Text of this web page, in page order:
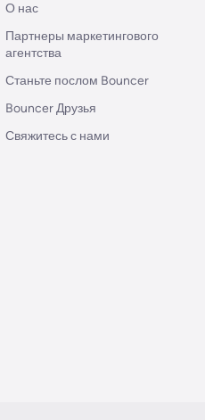
О нас
Партнеры маркетингового
агентства
Станьте послом Bouncer
Bouncer Друзья
Свяжитесь с нами